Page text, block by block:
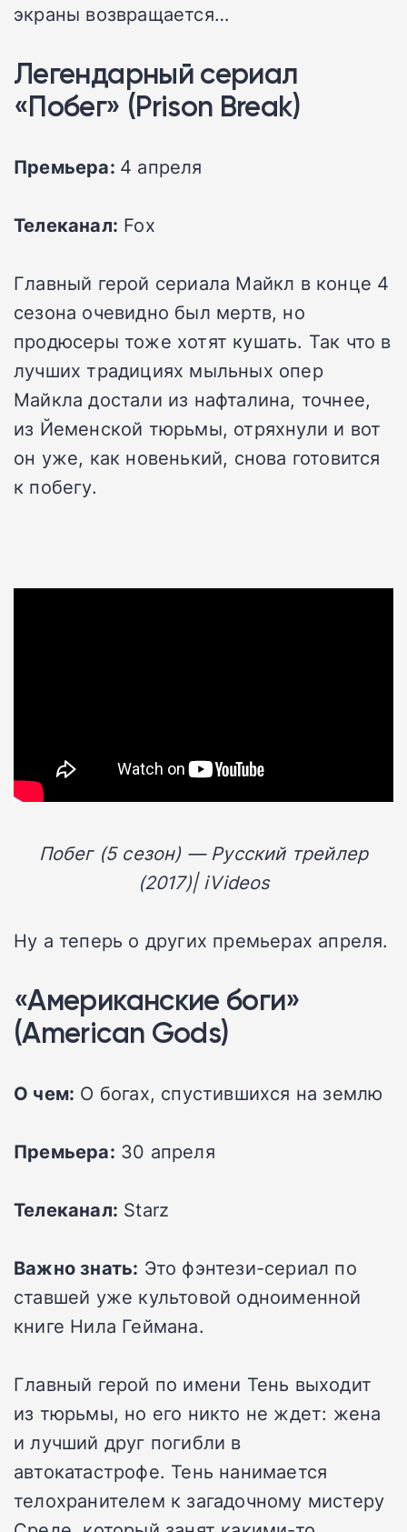
экраны возвращается…
Легендарный сериал
«Побег» (Prison Break)
Премьера: 4 апреля
Телеканал: Fox
Главный герой сериала Майкл в конце 4
сезона очевидно был мертв, но
продюсеры тоже хотят кушать. Так что в
лучших традициях мыльных опер
Майкла достали из нафталина, точнее,
из Йеменской тюрьмы, отряхнули и вот
он уже, как новенький, снова готовится
к побегу.
Побег (5 сезон) — Русский трейлер
(2017)| iVideos
Ну а теперь о других премьерах апреля.
«Американские боги»
(American Gods)
О чем: О богах, спустившихся на землю
Премьера: 30 апреля
Телеканал: Starz
Важно знать: Это фэнтези-сериал по
ставшей уже культовой одноименной
книге Нила Геймана.
Главный герой по имени Тень выходит
из тюрьмы, но его никто не ждет: жена
и лучший друг погибли в
автокатастрофе. Тень нанимается
телохранителем к загадочному мистеру